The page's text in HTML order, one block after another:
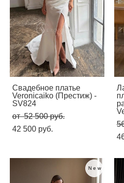
Свадебное платье
Veronicaiko (Престиж) -
SV824
от 52 500 pуб.
42 500 pуб.
New